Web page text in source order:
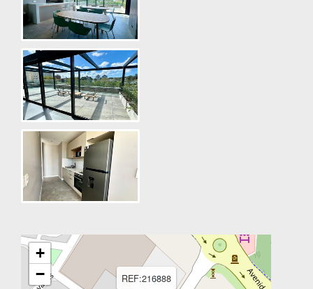
REF:216888
+
−